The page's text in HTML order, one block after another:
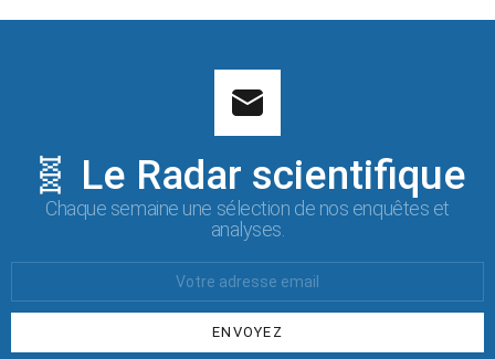
🧬 Le Radar scientifique
Chaque semaine une sélection de nos enquêtes et
analyses.
: